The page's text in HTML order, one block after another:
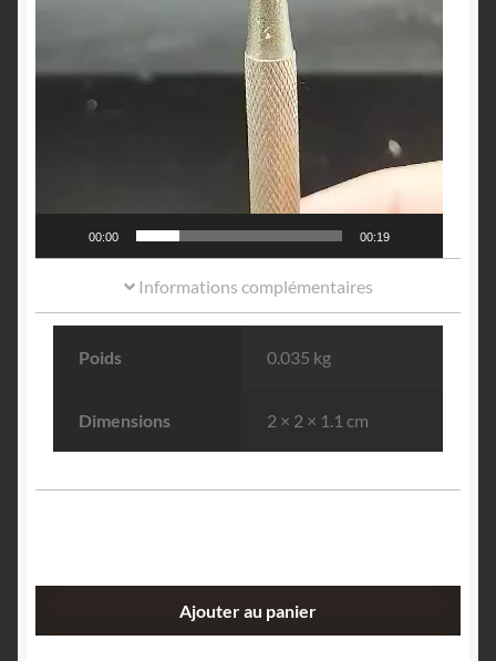
00:00 00:19
Informations complémentaires
Poids 0.035 kg
Dimensions 2 × 2 × 1.1 cm
Ajouter au panier